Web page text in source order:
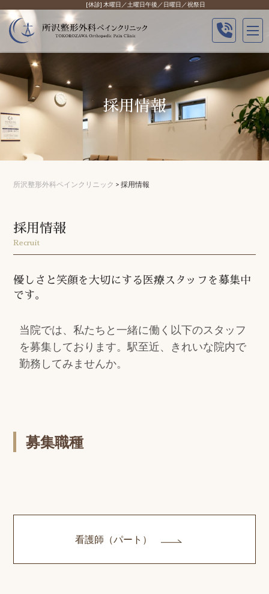
to
content
[休診] 木曜日／土曜日午後／日曜日／祝祭日
採用情報
所沢整形外科ペインクリニック >採用情報
採用情報
Recruit
優しさと笑顔を大切にする医療スタッフを募集中
です。
当院では、私たちと一緒に働く以下のスタッフ
を募集しております。駅至近、きれいな院内で
勤務してみませんか。
募集職種
看護師（パート）